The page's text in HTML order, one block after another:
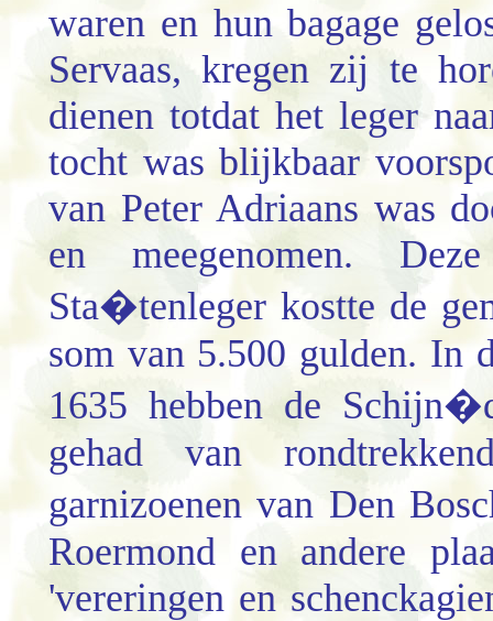
waren en hun bagage
Servaas, kregen zij te
dienen totdat het leger
tocht was blijkbaar
van Peter Adriaans was
en meegenomen.
Sta�tenleger kostte de
som van 5.500 gulden. In
1635 hebben de
gehad van
garnizoenen van Den
Roermond en andere
'vereringen en